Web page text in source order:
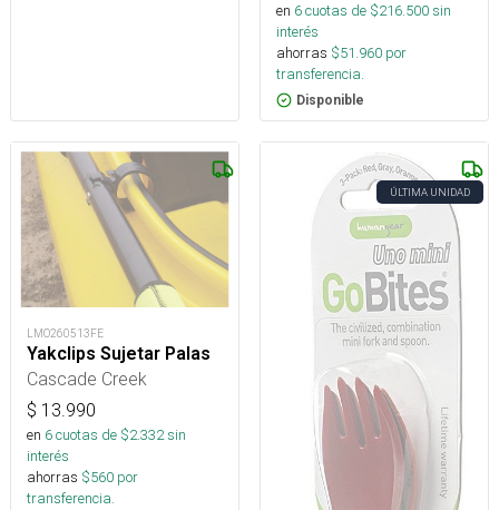
en 6cuotas de $216.500sin
interés
ahorras $51.960 por
transferencia.
Disponible
LMO260513FE
Yakclips Sujetar Palas
Cascade Creek
$ 13.990
en 6cuotas de $2.332sin
interés
ahorras $560 por
transferencia.
ÚLTIMA UNIDAD